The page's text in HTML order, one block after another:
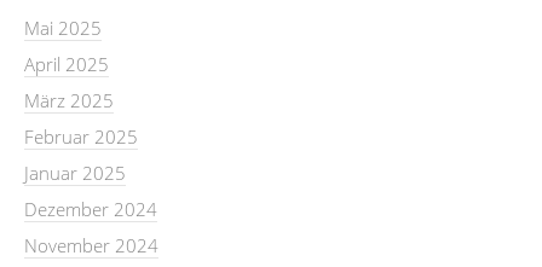
Mai 2025
April 2025
März 2025
Februar 2025
Januar 2025
Dezember 2024
November 2024